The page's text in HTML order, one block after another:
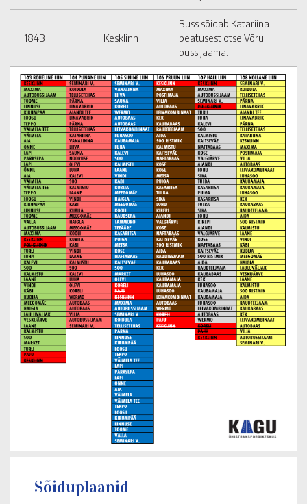
184B Kesklinn
Buss sõidab Katariina
peatusest otse Võru
bussijaama.
Sõiduplaanid